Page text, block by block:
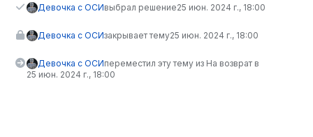
Девочка с ОСИвыбрал решение25 июн. 2024 г., 18:00
Девочка с ОСИзакрывает тему25 июн. 2024 г., 18:00
Девочка с ОСИпереместил эту тему из На возврат в
25 июн. 2024 г., 18:00